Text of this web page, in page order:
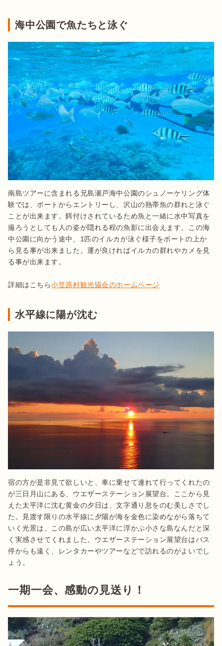
海中公園で魚たちと泳ぐ
南島ツアーに含まれる兄島瀬戸海中公園のシュノーケリング体
験では、ボートからエントリーし、沢山の熱帯魚の群れと泳ぐ
ことが出来ます。餌付けされているため魚と一緒に水中写真を
撮ろうとしても人の姿が隠れる程の魚影に出会えます。この海
中公園に向かう途中、1匹のイルカが泳ぐ様子をボートの上か
ら見る事が出来ました。運が良ければイルカの群れやカメを見
る事が出来ます。
詳細はこちら小笠原村観光協会のホームページ
水平線に陽が沈む
宿の方が是非見て欲しいと、車に乗せて連れて行ってくれたの
が三日月山にある、ウエザーステーション展望台。ここから見
えた太平洋に沈む黄金の夕日は、文字通り息をのむ美しさでし
た。見渡す限りの水平線に夕陽が海を金色に染めながら落ちて
いく光景は、この島が広い太平洋に浮かぶ小さな島なんだと深
く実感させてくれました。ウエザーステーション展望台はバス
停からも遠く、レンタカーやツアーなどで訪れるのがよいでし
ょう。
一期一会、感動の見送り！